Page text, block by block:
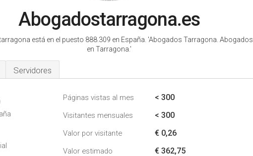
Abogadostarragona.es
está en el puesto 888.309 en España. 'Abogados Tarragona. Abogados
en Tarragona.'
Servidores
Páginas vistas al mes < 300
Visitantes mensuales < 300
Valor por visitante € 0,26
Valor estimado € 362,75